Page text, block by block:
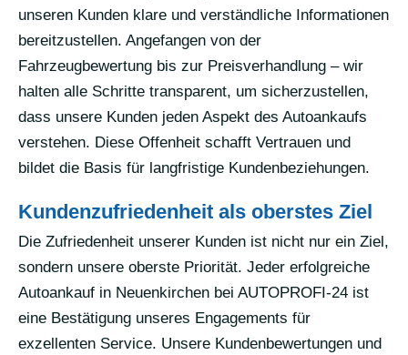
unseren Kunden klare und verständliche Informationen
bereitzustellen. Angefangen von der
Fahrzeugbewertung bis zur Preisverhandlung – wir
halten alle Schritte transparent, um sicherzustellen,
dass unsere Kunden jeden Aspekt des Autoankaufs
verstehen. Diese Offenheit schafft Vertrauen und
bildet die Basis für langfristige Kundenbeziehungen.
Kundenzufriedenheit als oberstes Ziel
Die Zufriedenheit unserer Kunden ist nicht nur ein Ziel,
sondern unsere oberste Priorität. Jeder erfolgreiche
Autoankauf in Neuenkirchen bei AUTOPROFI-24 ist
eine Bestätigung unseres Engagements für
exzellenten Service. Unsere Kundenbewertungen und